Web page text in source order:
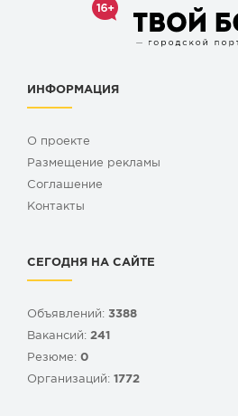
ИНФОРМАЦИЯ
О проекте
Размещение рекламы
Cоглашение
Контакты
СЕГОДНЯ НА САЙТЕ
Объявлений: 3388
Вакансий: 241
Резюме: 0
Организаций: 1772